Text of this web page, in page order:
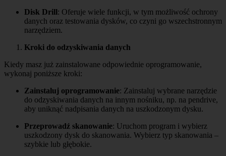
Disk Drill: Oferuje wiele funkcji, w tym możliwość ochrony
danych oraz testowania dysków, co czyni go wszechstronnym
narzędziem.
Kroki do odzyskiwania danych
Kiedy masz już zainstalowane odpowiednie oprogramowanie,
wykonaj poniższe kroki:
Zainstaluj oprogramowanie: Zainstaluj wybrane narzędzie
do odzyskiwania danych na innym nośniku, np. na pendrive,
aby uniknąć nadpisania danych na uszkodzonym dysku.
Przeprowadź skanowanie: Uruchom program i wybierz
uszkodzony dysk do skanowania. Wybierz typ skanowania –
szybkie lub głębokie.